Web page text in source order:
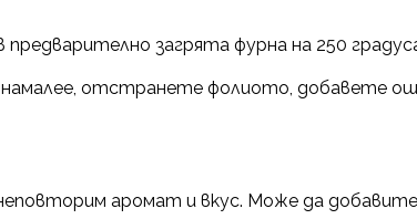
загрята фурна на 250
отстранете фолиото, добавете
аромат и вкус. Може да